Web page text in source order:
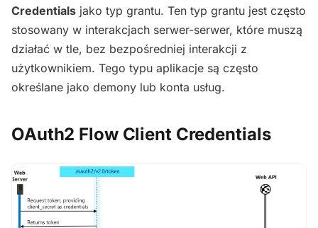
Credentials jako typ grantu. Ten typ grantu jest często
stosowany w interakcjach serwer-serwer, które muszą
działać w tle, bez bezpośredniej interakcji z
użytkownikiem. Tego typu aplikacje są często
określane jako demony lub konta usług.
OAuth2 Flow Client Credentials